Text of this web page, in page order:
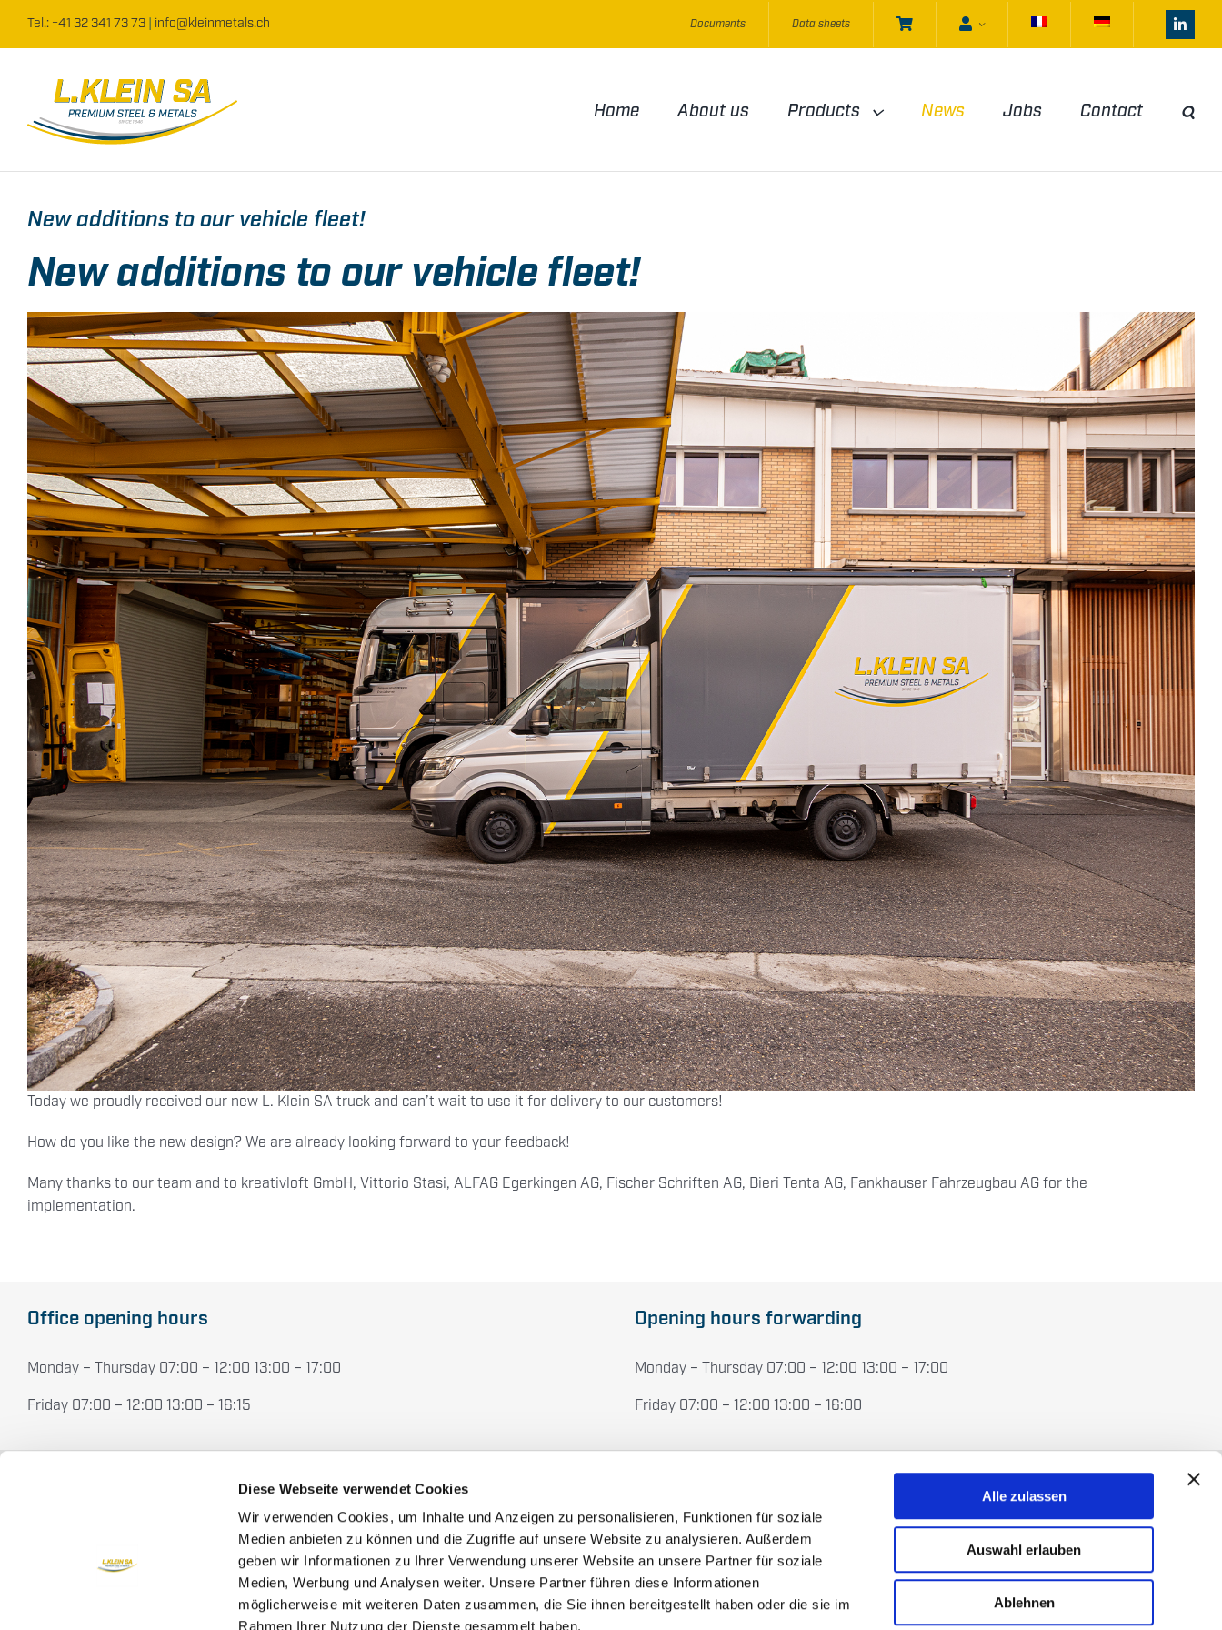
Diese Webseite verwendet Cookies
Wir verwenden Cookies, um Inhalte und Anzeigen zu personalisieren, Funktionen für soziale
Medien anbieten zu können und die Zugriffe auf unsere Website zu analysieren. Außerdem
geben wir Informationen zu Ihrer Verwendung unserer Website an unsere Partner für soziale
Medien, Werbung und Analysen weiter. Unsere Partner führen diese Informationen
möglicherweise mit weiteren Daten zusammen, die Sie ihnen bereitgestellt haben oder die sie im
Rahmen Ihrer Nutzung der Dienste gesammelt haben.
Alle zulassen
Auswahl erlauben
Ablehnen
Tel.: +41 32 341 73 73| info@kleinmetals.ch Documents Data sheets
Home About us Products News Jobs Contact
New additions to our vehicle fleet!
New additions to our vehicle fleet!
Today we proudly received our new L. Klein SA truck and can’t wait to use it for delivery to our customers!
How do you like the new design? We are already looking forward to your feedback!
Many thanks to our team and to kreativloft GmbH, Vittorio Stasi, ALFAG Egerkingen AG, Fischer Schriften AG, Bieri Tenta AG, Fankhauser Fahrzeugbau AG for the
implementation.
Office opening hours
Monday – Thursday 07:00 – 12:00 13:00 – 17:00
Friday 07:00 – 12:00 13:00 – 16:15
Opening hours forwarding
Monday – Thursday 07:00 – 12:00 13:00 – 17:00
Friday 07:00 – 12:00 13:00 – 16:00
Chemin du Long-Champ 110
2504 Biel/Bienne
Home
About us
Products
News
Fairs and Exhibitions
Holidays & Vacations